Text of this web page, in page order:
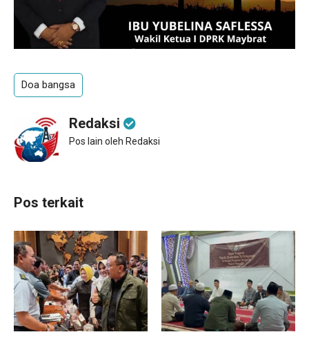
Doa bangsa
Redaksi
Pos lain oleh Redaksi
Pos terkait